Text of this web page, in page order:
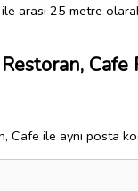
arası 25 metre
Cafe
Cafe ile aynı posta